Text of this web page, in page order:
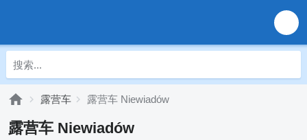
露营车 露营车 Niewiadów
露营车 Niewiadów